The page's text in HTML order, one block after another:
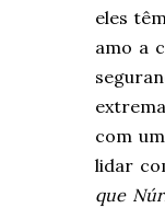
eles
amo a
com
lidar
que